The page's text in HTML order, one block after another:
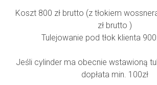
Koszt 800 zł brutto (z tłokiem
zł brutto )
Tulejowanie pod tłok klienta
Jeśli cylinder ma obecnie wstawioną
dopłata min. 100zł